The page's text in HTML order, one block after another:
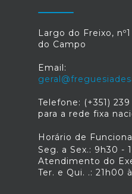
Largo do Freixo,
do Campo
Email:
Telefone: (+351)
para a rede fixa
Horário de
Seg. a Sex.: 9h30 -
Atendimento do
Ter. e Qui. .: 21h00